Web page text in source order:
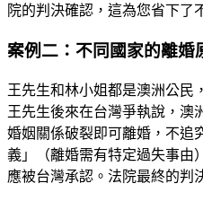
院的判決確認，這為您省下了
案例二：不同國家的離婚
王先生和林小姐都是澳洲公民
王先生後來在台灣爭執說，澳
婚姻關係破裂即可離婚，不追
義」（離婚需有特定過失事由
應被台灣承認。法院最終的判